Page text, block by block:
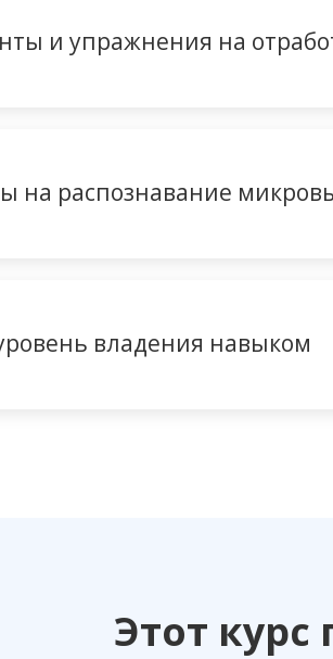
и упражнения на
на распознавание
владения навыком
Этот